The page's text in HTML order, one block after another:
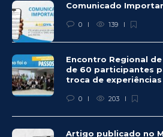
Comunicado
0 139
Encontro Regional
de 60 participantes
troca de experiências
0 203
Artigo publicado no